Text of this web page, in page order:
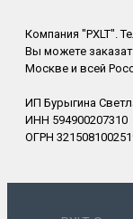
Компания "PXLT".
Вы можете
Москве и всей
ИП Бурыгина
ИНН 594900207310
ОГРН